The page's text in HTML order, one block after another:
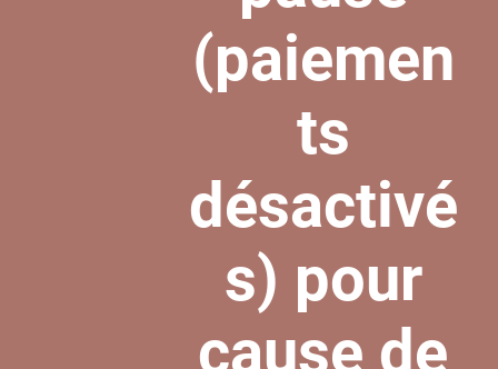
(paiemen
ts
désactivé
s) pour
cause de